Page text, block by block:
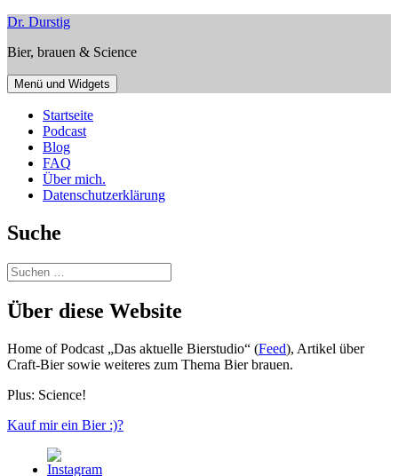
Zum
springen
Dr. Durstig
Bier, brauen & Science
Menü und Widgets
Startseite
Podcast
Blog
FAQ
Über mich.
Datenschutzerklärung
Suche
Suchen
nach:
Über diese Website
Home of Podcast „Das aktuelle Bierstudio“ (Feed), Artikel über
Craft-Bier sowie weiteres zum Thema Bier brauen.
Plus: Science!
Kauf mir ein Bier :)?